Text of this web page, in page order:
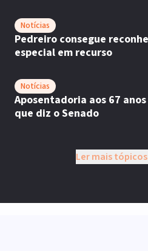
Notícias
Pedreiro consegue
especial em recurso
Notícias
Aposentadoria aos 67
que diz o Senado
Ler mais